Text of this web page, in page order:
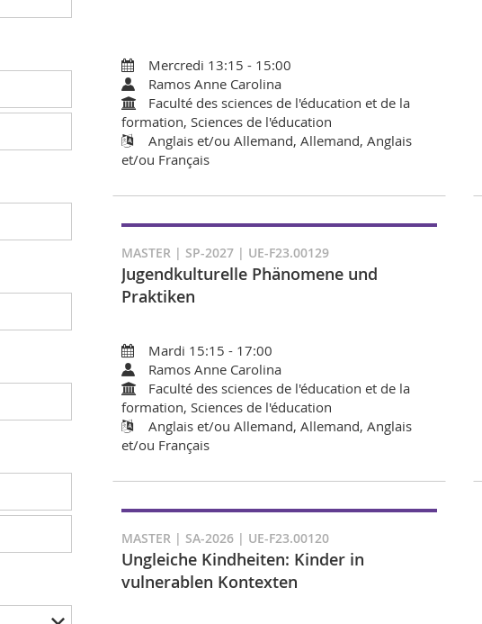
Mercredi 13:15 - 15:00
Ramos Anne Carolina
Faculté des sciences de l'éducation et de la
formation, Sciences de l'éducation
Anglais et/ou Allemand, Allemand, Anglais
et/ou Français
MASTER | SP-2027 | UE-F23.00129
Jugendkulturelle Phänomene und
Praktiken
Mardi 15:15 - 17:00
Ramos Anne Carolina
Faculté des sciences de l'éducation et de la
formation, Sciences de l'éducation
Anglais et/ou Allemand, Allemand, Anglais
et/ou Français
MASTER | SA-2026 | UE-F23.00120
Ungleiche Kindheiten: Kinder in
vulnerablen Kontexten